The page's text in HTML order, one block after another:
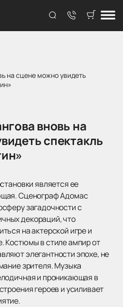
на сцене можно увидеть
вновь на
спектакль
является ее
Сценограф Адомас
загадочности с
декораций, что
на актерской игре и
Костюмы в стиле ампир от
элегантности эпохе, не
зрителя. Музыка
и проникающая в
героев и усиливает